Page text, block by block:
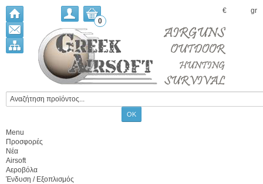
0
€ gr
Menu
Προσφορές
Νέα
Airsoft
Αεροβόλα
Ένδυση / Εξοπλισμός